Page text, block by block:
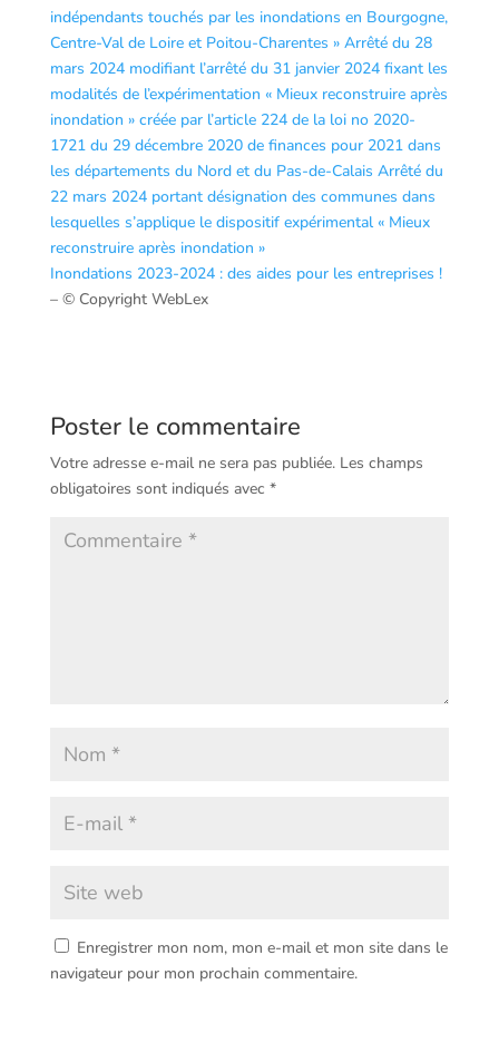
indépendants touchés par les inondations en Bourgogne,
Centre-Val de Loire et Poitou-Charentes » Arrêté du 28
mars 2024 modifiant l’arrêté du 31 janvier 2024 fixant les
modalités de l’expérimentation « Mieux reconstruire après
inondation » créée par l’article 224 de la loi no 2020-
1721 du 29 décembre 2020 de finances pour 2021 dans
les départements du Nord et du Pas-de-Calais Arrêté du
22 mars 2024 portant désignation des communes dans
lesquelles s’applique le dispositif expérimental « Mieux
reconstruire après inondation »
Inondations 2023-2024 : des aides pour les entreprises !
– © Copyright WebLex
Poster le commentaire
Votre adresse e-mail ne sera pas publiée. Les champs
obligatoires sont indiqués avec *
Enregistrer mon nom, mon e-mail et mon site dans le
navigateur pour mon prochain commentaire.